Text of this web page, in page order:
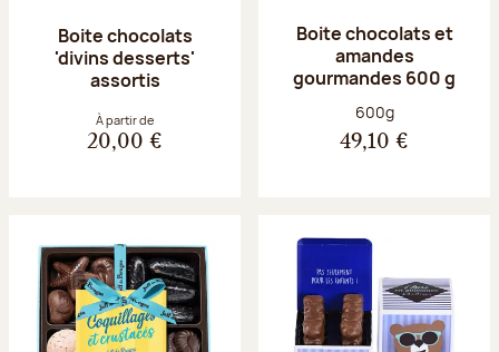
Boite chocolats
'divins desserts'
assortis
À partir de
20,00 €
Boite chocolats et
amandes
gourmandes 600 g
Poids net :
600g
49,10 €